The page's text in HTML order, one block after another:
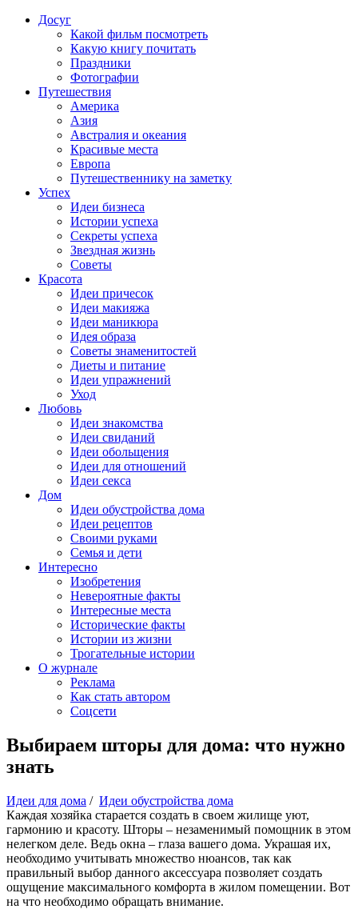
Досуг
Какой фильм посмотреть
Какую книгу почитать
Праздники
Фотографии
Путешествия
Америка
Азия
Австралия и океания
Красивые места
Европа
Путешественнику на заметку
Успех
Идеи бизнеса
Истории успеха
Секреты успеха
Звездная жизнь
Советы
Красота
Идеи причесок
Идеи макияжа
Идеи маникюра
Идея образа
Советы знаменитостей
Диеты и питание
Идеи упражнений
Уход
Любовь
Идеи знакомства
Идеи свиданий
Идеи обольщения
Идеи для отношений
Идеи секса
Дом
Идеи обустройства дома
Идеи рецептов
Своими руками
Семья и дети
Интересно
Изобретения
Невероятные факты
Интересные места
Исторические факты
Истории из жизни
Трогательные истории
О журнале
Реклама
Как стать автором
Соцсети
Выбираем шторы для дома: что нужно
знать
Идеи для дома / Идеи обустройства дома
Каждая хозяйка старается создать в своем жилище уют,
гармонию и красоту. Шторы – незаменимый помощник в этом
нелегком деле. Ведь окна – глаза вашего дома. Украшая их,
необходимо учитывать множество нюансов, так как
правильный выбор данного аксессуара позволяет создать
ощущение максимального комфорта в жилом помещении. Вот
на что необходимо обращать внимание.